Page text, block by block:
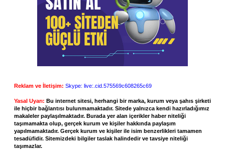
Reklam ve İletişim: Skype: live:.cid.575569c608265c69
Yasal Uyarı: Bu internet sitesi, herhangi bir marka, kurum veya şahıs şirketi
ile hiçbir bağlantısı bulunmamaktadır. Sitede yalnızca kendi hazırladığımız
makaleler paylaşılmaktadır. Burada yer alan içerikler haber niteliği
taşımamakta olup, gerçek kurum ve kişiler hakkında paylaşım
yapılmamaktadır. Gerçek kurum ve kişiler ile isim benzerlikleri tamamen
tesadüfidir. Sitemizdeki bilgiler taslak halindedir ve tavsiye niteliği
taşımazlar.